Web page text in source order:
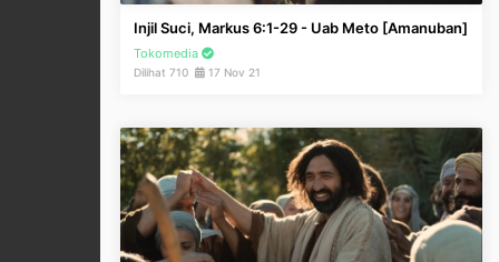
Injil Suci, Markus 6:1-29 - Uab Meto [Amanuban]
Tokomedia
Dilihat 710 17 Nov 21